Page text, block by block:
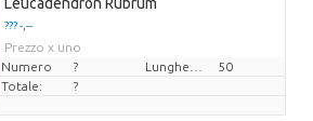
Leucadendron Rubrum
??? -,--
Prezzo x uno
Numero
?
50
Totale:
?